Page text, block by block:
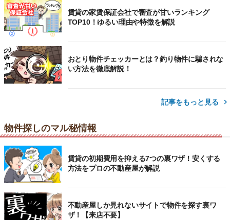
賃貸の家賃保証会社で審査が甘いランキング
TOP10！ゆるい理由や特徴を解説
おとり物件チェッカーとは？釣り物件に騙されな
い方法を徹底解説！
記事をもっと見る
物件探しのマル秘情報
賃貸の初期費用を抑える7つの裏ワザ！安くする
方法をプロの不動産屋が解説
不動産屋しか見れないサイトで物件を探す裏ワ
ザ！【来店不要】